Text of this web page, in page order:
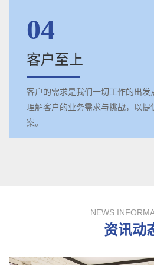
04
客户至上
客户的需求是我们一切工作的出发
理解客户的业务需求与挑战，以提
案。
NEWS
资讯动